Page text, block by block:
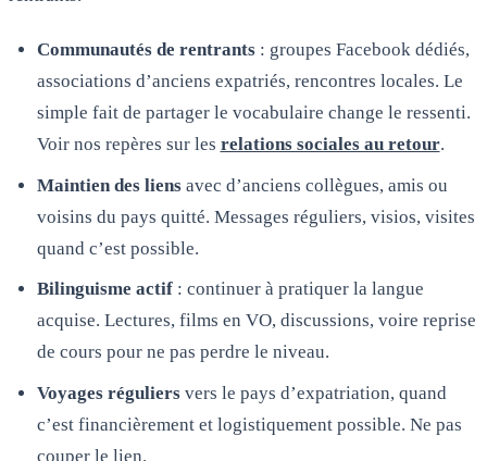
Communautés de rentrants: groupes Facebook dédiés,
associations d’anciens expatriés, rencontres locales. Le
simple fait de partager le vocabulaire change le ressenti.
Voir nos repères sur les relations sociales au retour.
Maintien des liensavec d’anciens collègues, amis ou
voisins du pays quitté. Messages réguliers, visios, visites
quand c’est possible.
Bilinguisme actif: continuer à pratiquer la langue
acquise. Lectures, films en VO, discussions, voire reprise
de cours pour ne pas perdre le niveau.
Voyages réguliersvers le pays d’expatriation, quand
c’est financièrement et logistiquement possible. Ne pas
couper le lien.